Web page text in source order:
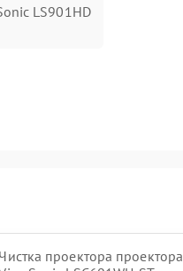
LS901HD
Чистка проектора проектора